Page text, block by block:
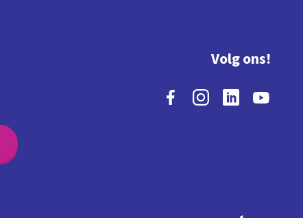
Volg ons!